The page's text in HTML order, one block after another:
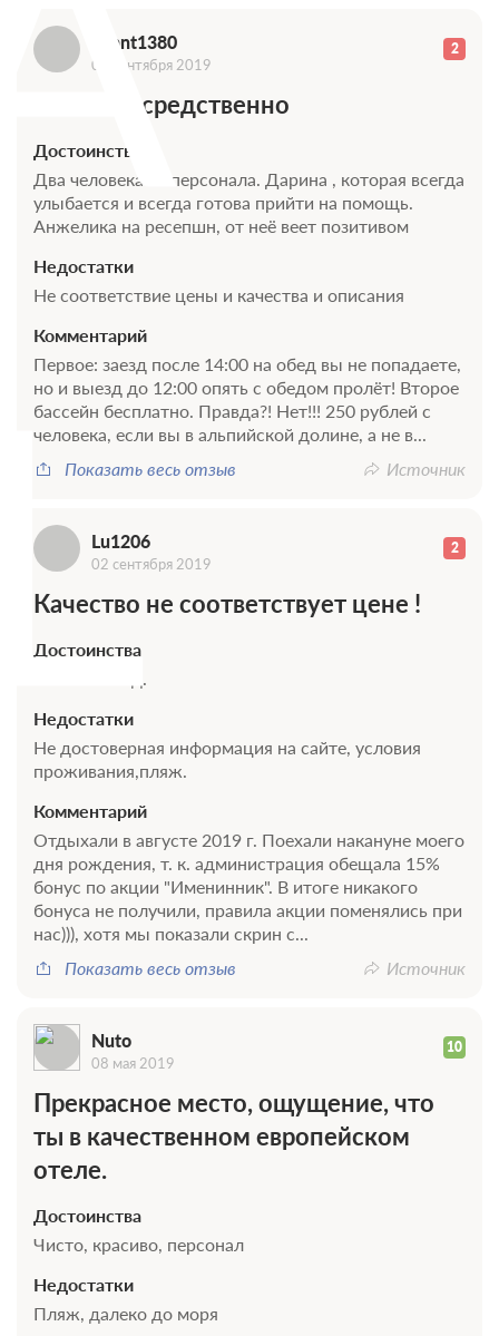
atlant1380 2
08 сентября 2019
Очень посредственно
Достоинства
Два человека из персонала. Дарина , которая всегда
улыбается и всегда готова прийти на помощь.
Анжелика на ресепшн, от неё веет позитивом
Недостатки
Не соответствие цены и качества и описания
Комментарий
Первое: заезд после 14:00 на обед вы не попадаете,
но и выезд до 12:00 опять с обедом пролёт! Второе
бассейн бесплатно. Правда?! Нет!!! 250 рублей с
человека, если вы в альпийской долине, а не в...
Показать весь отзыв
Источник
Lu1206 2
02 сентября 2019
Качество не соответствует цене !
Достоинства
Внешний вид.
Недостатки
Не достоверная информация на сайте, условия
проживания,пляж.
Комментарий
Отдыхали в августе 2019 г. Поехали накануне моего
дня рождения, т. к. администрация обещала 15%
бонус по акции "Именинник". В итоге никакого
бонуса не получили, правила акции поменялись при
нас))), хотя мы показали скрин с...
Показать весь отзыв
Источник
Nuto 10
08 мая 2019
Прекрасное место, ощущение, что
ты в качественном европейском
отеле.
Достоинства
Чисто, красиво, персонал
Недостатки
Пляж, далеко до моря